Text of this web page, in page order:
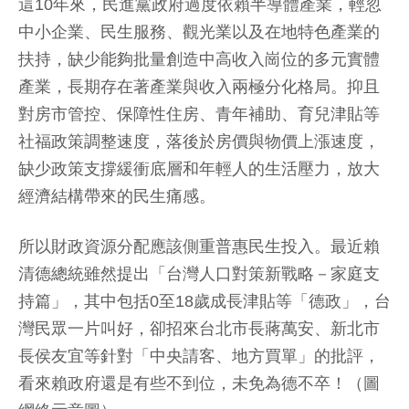
這10年來，民進黨政府過度依賴半導體產業，輕忽
中小企業、民生服務、觀光業以及在地特色產業的
扶持，缺少能夠批量創造中高收入崗位的多元實體
產業，長期存在著產業與收入兩極分化格局。抑且
對房市管控、保障性住房、青年補助、育兒津貼等
社福政策調整速度，落後於房價與物價上漲速度，
缺少政策支撐緩衝底層和年輕人的生活壓力，放大
經濟結構帶來的民生痛感。
所以財政資源分配應該側重普惠民生投入。最近賴
清德總統雖然提出「台灣人口對策新戰略－家庭支
持篇」，其中包括0至18歲成長津貼等「德政」，台
灣民眾一片叫好，卻招來台北市長蔣萬安、新北市
長侯友宜等針對「中央請客、地方買單」的批評，
看來賴政府還是有些不到位，未免為德不卒！（圖